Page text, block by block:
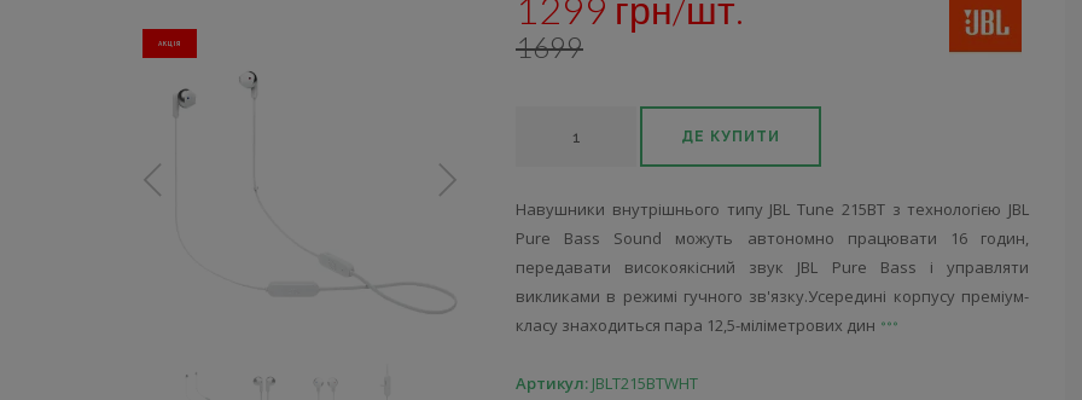
АКЦIЯ 1699
ДЕ КУПИТИ
Навушники внутрішнього типу JBL Tune 215BT з технологією JBL
Pure Bass Sound можуть автономно працювати 16 годин,
передавати високоякісний звук JBL Pure Bass і управляти
викликами в режимі гучного зв'язку.Усередині корпусу преміум-
класу знаходиться пара 12,5-міліметрових дин
Артикул: JBLT215BTWHT